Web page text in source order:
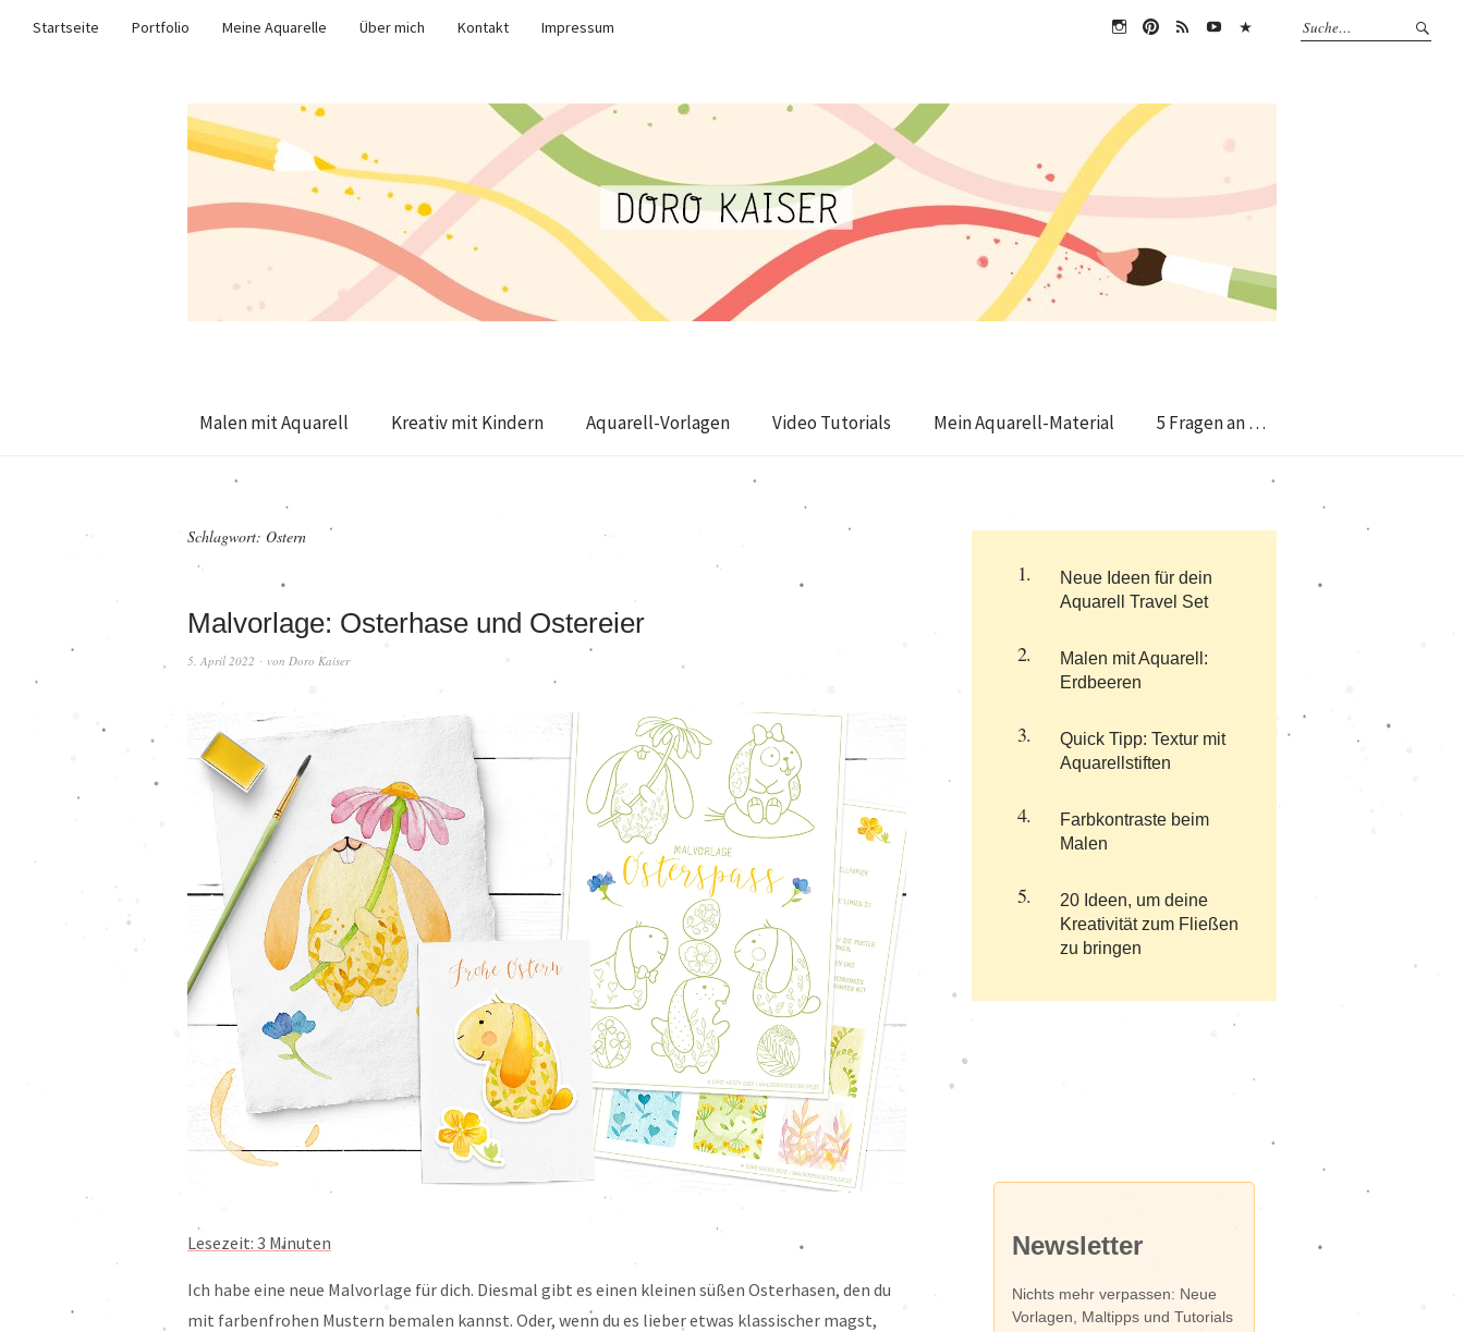
Startseite Portfolio Meine Aquarelle Über mich Kontakt
Impressum
Malen mit Aquarell Kreativ mit Kindern Aquarell-Vorlagen Video Tutorials Mein Aquarell-Material 5 Fragen an …
Schlagwort: Ostern
Malvorlage: Osterhase und Ostereier
5. April 2022 von Doro Kaiser
Lesezeit: 3 Minuten
Ich habe eine neue Malvorlage für dich. Diesmal gibt es einen kleinen süßen Osterhasen, den du
mit farbenfrohen Mustern bemalen kannst. Oder, wenn du es lieber etwas klassischer magst,
Neue Ideen für dein
Aquarell Travel Set
Malen mit Aquarell:
Erdbeeren
Quick Tipp: Textur mit
Aquarellstiften
Farbkontraste beim
Malen
20 Ideen, um deine
Kreativität zum Fließen
zu bringen